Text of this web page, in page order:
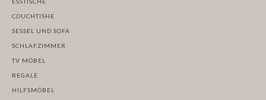
COUCHTISHE
SESSEL UND SOFA
SCHLAFZIMMER
TV MÖBEL
REGALE
HILFSMÖBEL